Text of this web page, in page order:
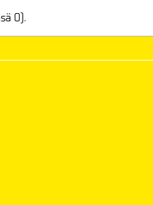
0).